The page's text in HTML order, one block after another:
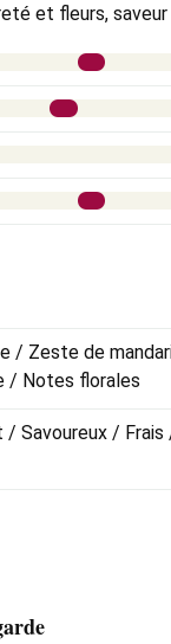
et fleurs,
/ Zeste de
/ Notes florales
/ Savoureux / Frais